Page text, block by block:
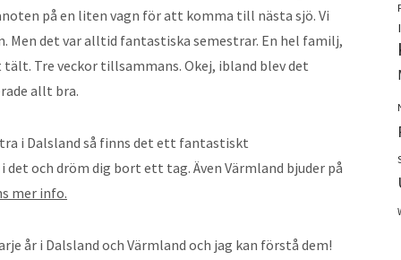
på en liten vagn för att komma till nästa sjö. Vi
Men det var alltid fantastiska semestrar. En hel familj,
Tre veckor tillsammans. Okej, ibland blev det
allt bra.
i Dalsland så finns det ett fantastiskt
i det och dröm dig bort ett tag. Även Värmland bjuder på
mer info.
år i Dalsland och Värmland och jag kan förstå dem!